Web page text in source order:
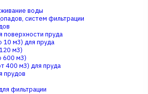
воды
систем фильтрации
поверхности пруда
м3) для пруда
м3)
600 м3)
400 м3) для пруда
прудов
фильтрации